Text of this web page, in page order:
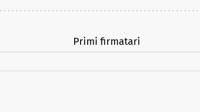
Primi firmatari